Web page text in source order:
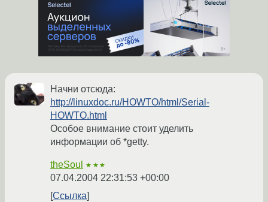
Начни отсюда:
http://linuxdoc.ru/HOWTO/html/Serial-
HOWTO.html
Особое внимание стоит уделить
информации об *getty.
theSoul ★★★
07.04.2004 22:31:53 +00:00
Ссылка